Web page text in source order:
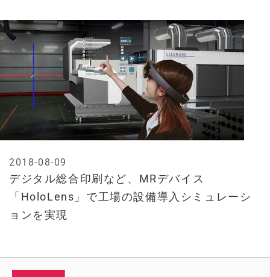
デジタル総合印刷など、MRデバイス
「HoloLens」で工場の設備導入シミュレーシ
ョンを実現
2018-08-09